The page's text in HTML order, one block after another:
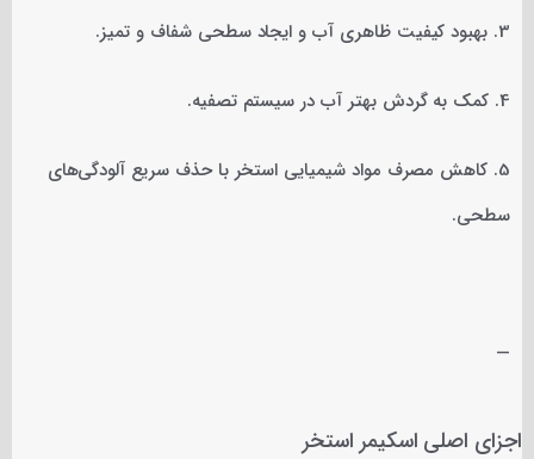
3. بهبود کیفیت ظاهری آب و ایجاد سطحی شفاف و تمیز.
4. کمک به گردش بهتر آب در سیستم تصفیه.
5. کاهش مصرف مواد شیمیایی استخر با حذف سریع آلودگی‌های
سطحی.
—
اجزای اصلی اسکیمر استخر